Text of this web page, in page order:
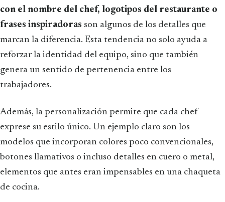
con el nombre del chef, logotipos del restaurante o
frases inspiradoras son algunos de los detalles que
marcan la diferencia. Esta tendencia no solo ayuda a
reforzar la identidad del equipo, sino que también
genera un sentido de pertenencia entre los
trabajadores.
Además, la personalización permite que cada chef
exprese su estilo único. Un ejemplo claro son los
modelos que incorporan colores poco convencionales,
botones llamativos o incluso detalles en cuero o metal,
elementos que antes eran impensables en una chaqueta
de cocina.